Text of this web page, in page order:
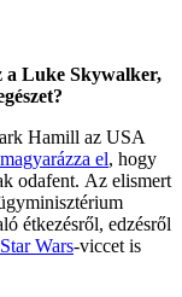
a Luke Skywalker,
Hamill az USA
magyarázza el, hogy
odafent. Az elismert
étkezésről, edzésről
Star Wars-viccet is